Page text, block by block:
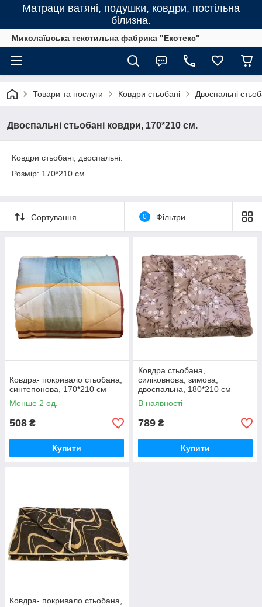
Матраци ватяні, подушки, ковдри, постільна
білизна.
Миколаївська текстильна фабрика "Екотекс"
Товари та послуги Ковдри стьобані Двоспальні
Двоспальні стьобані ковдри, 170*210 см.
Ковдри стьобані, двоспальні.
Розмір: 170*210 см.
Сортування 0 Фільтри
Ковдра- покривало стьобана,
синтепонова, 170*210 см
Менше 2 од.
508 ₴
Купити
Ковдра стьобана,
силіковнова, зимова,
двоспальна, 180*210 см
В наявності
789 ₴
Купити
Ковдра- покривало стьобана,